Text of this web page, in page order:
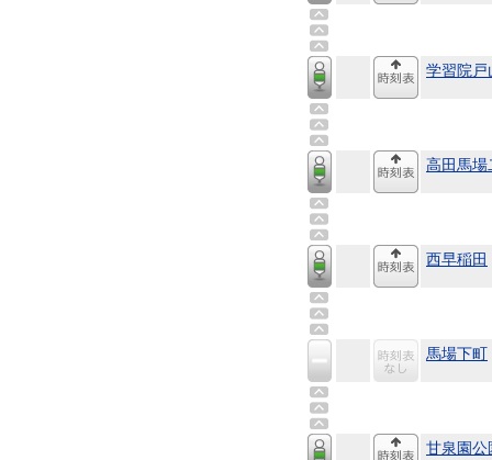
学習院戸
高田馬場
西早稲田
馬場下町
甘泉園公